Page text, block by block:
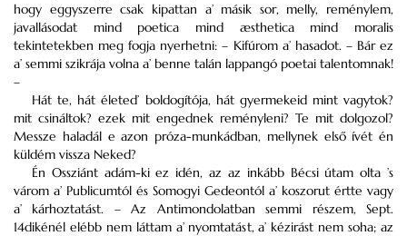
hogy eggyszerre csak kipattan a’ másik sor, melly, reménylem,
javallásodat mind poetica mind æsthetica mind moralis
tekintetekben meg fogja nyerhetni: – Kifúrom a’ hasadot. – Bár ez
a’ semmi szikrája volna a’ benne talán lappangó poetai talentomnak!
–
Hát te, hát életed’ boldogítója, hát gyermekeid mint vagytok?
mit csináltok? ezek mit engednek reményleni? Te mit dolgozol?
Messze haladál e azon próza-munkádban, mellynek első ívét én
küldém vissza Neked?
Én Ossziánt adám-ki ez idén, az az inkább Bécsi útam olta ’s
várom a’ Publicumtól és Somogyi Gedeontól a’ koszorut értte vagy
a’ kárhoztatást. – Az Antimondolatban semmi részem, Sept.
14dikénél elébb nem láttam a’ nyomtatást, a’ kézirást nem soha; az